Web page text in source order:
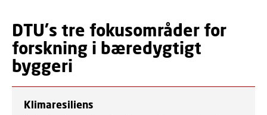
DTU's tre fokusområder for
forskning i bæredygtigt
byggeri
Klimaresiliens